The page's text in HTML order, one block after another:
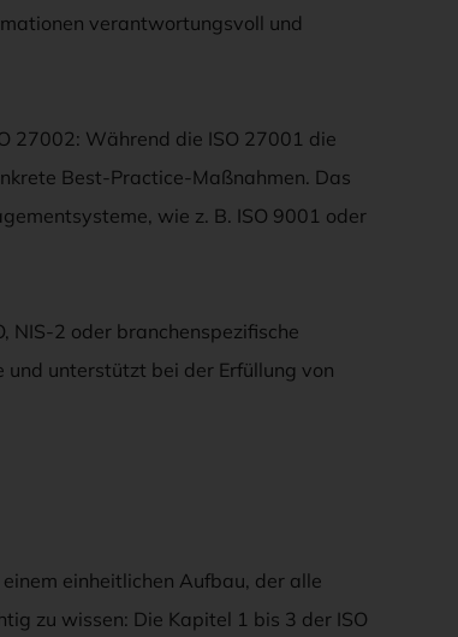
verantwortungsvoll und
27002: Während die ISO 27001 die
Best-Practice-Maßnahmen. Das
wie z. B. ISO 9001 oder
NIS-2 oder branchenspezifische
und unterstützt bei der Erfüllung von
einheitlichen Aufbau, der alle
zu wissen: Die Kapitel 1 bis 3 der ISO